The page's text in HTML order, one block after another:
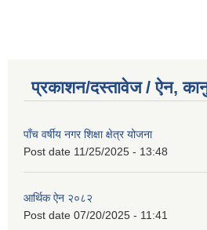
प्रकाशन/दस्तावेज / ऐन,
पाँच वर्षीय नगर शिक्षा क्षेत्र योजना
Post date 11/25/2025 - 13:48
आर्थिक ऐन २०८२
Post date 07/20/2025 - 11:41